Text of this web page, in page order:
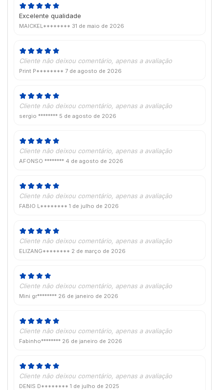
Excelente qualidade
MAICKEL******** 31 de maio de 2026
Cliente não deixou comentário, apenas a avaliação
Print P******** 7 de agosto de 2026
Cliente não deixou comentário, apenas a avaliação
sergio ******** 5 de agosto de 2026
Cliente não deixou comentário, apenas a avaliação
AFONSO ******** 4 de agosto de 2026
Cliente não deixou comentário, apenas a avaliação
FABIO L******** 1 de julho de 2026
Cliente não deixou comentário, apenas a avaliação
ELIZANG******** 2 de março de 2026
Cliente não deixou comentário, apenas a avaliação
Mini gr******** 26 de janeiro de 2026
Cliente não deixou comentário, apenas a avaliação
Fabinho******** 26 de janeiro de 2026
Cliente não deixou comentário, apenas a avaliação
DENIS D******** 1 de julho de 2025